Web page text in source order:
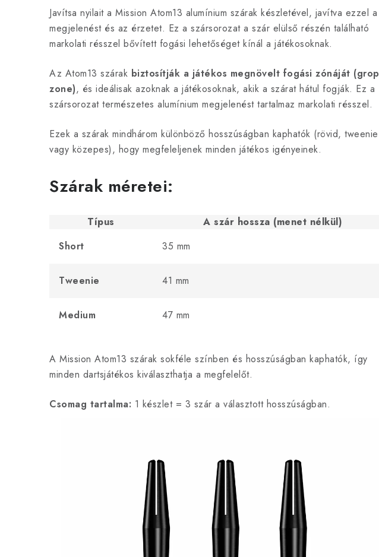
Javítsa nyilait a Mission Atom13 alumínium szárak készletével, javítva ezzel a
megjelenést és az érzetet. Ez a szársorozat a szár elülső részén található
markolati résszel bővített fogási lehetőséget kínál a játékosoknak.
Az Atom13 szárak biztosítják a játékos megnövelt fogási zónáját (grop
zone), és ideálisak azoknak a játékosoknak, akik a szárat hátul fogják. Ez a
szársorozat természetes alumínium megjelenést tartalmaz markolati résszel.
Ezek a szárak mindhárom különböző hosszúságban kaphatók (rövid, tweenie
vagy közepes), hogy megfeleljenek minden játékos igényeinek.
Szárak méretei:
Típus
A szár hossza (menet nélkül)
Short
35 mm
Tweenie 41 mm
Medium 47 mm
A Mission Atom13 szárak sokféle színben és hosszúságban kaphatók, így
minden dartsjátékos kiválaszthatja a megfelelőt.
Csomag tartalma: 1 készlet = 3 szár a választott hosszúságban.